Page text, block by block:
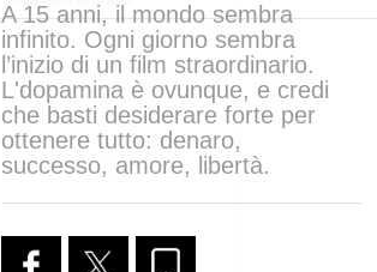
A 15 anni, il mondo sembra
infinito. Ogni giorno sembra
l’inizio di un film straordinario.
L'dopamina è ovunque, e credi
che basti desiderare forte per
ottenere tutto: denaro,
successo, amore, libertà.